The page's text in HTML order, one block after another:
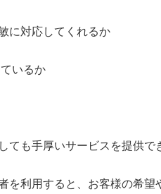
に対応してくれるか
いるか
ても手厚いサービスを提供で
を利用すると、お客様の希